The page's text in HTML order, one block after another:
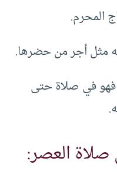
المحرم.
مثل أجر من حضرها.
فهو في صلاة حتى
صلاة العصر: